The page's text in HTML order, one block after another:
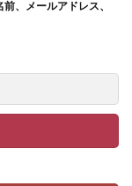
、メールアドレス、